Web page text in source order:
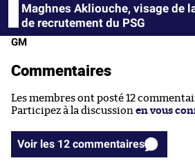
Maghnes Akliouche, visage de
de recrutement du PSG
GM
Commentaires
Les membres ont posté 12
Participez à la discussion en vous
Voir les 12 commentaires